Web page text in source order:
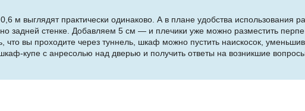
м выглядят практически одинаково. А в плане удобства
задней стенке. Добавляем 5 см — и плечики уже можно разместить
что вы проходите через туннель, шкаф можно пустить наискосок,
купе с анресолью над дверью и получить ответы на возникшие